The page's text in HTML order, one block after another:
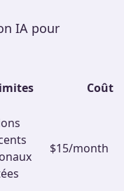
IA pour
Coût
$15/month